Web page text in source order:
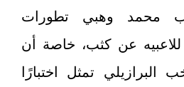
محمد وهبي تطورات
للاعبيه عن كثب، خاصة أن
البرازيلي تمثل اختبارًا